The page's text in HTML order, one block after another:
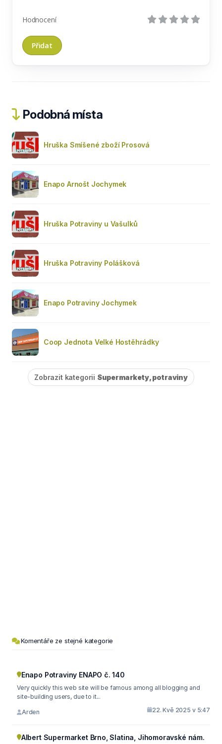
Hodnocení
Podobná místa
Hruška Smíšené zboží Prosová
Enapo Arnošt Jochymek
Hruška Potraviny u Vašulků
Hruška Potraviny Polášková
Enapo Potraviny Jochymek
Coop Jednota Velké Hostěhrádky
Zobrazit kategorii Supermarkety, potraviny
Komentáře ze stejné kategorie
Enapo Potraviny ENAPO č. 140
Very quickly this web site will be famous among all blogging and
site-building users, due to it...
Arden 22. Kvě 2025 v 5:47
Albert Supermarket Brno, Slatina, Jihomoravské nám.